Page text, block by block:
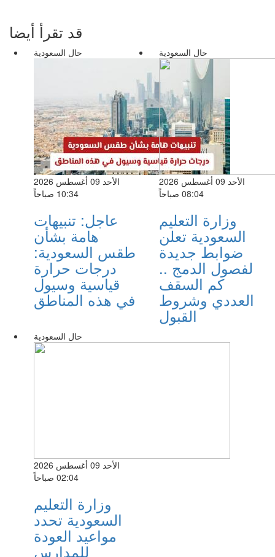
قد تقرأ أيضا
حال السعودية
الأحد 09 أغسطس 2026
10:34 صباحاً
عاجل: تنبيهات
هامة بشأن
طقس السعودية:
درجات حرارة
قياسية وسيول
في هذه المناطق
حال السعودية
الأحد 09 أغسطس 2026
08:04 صباحاً
وزارة التعليم
السعودية تعلن
ضوابط جديدة
لفصول الدمج ..
كم السقف
العددي وشروط
القبول
حال السعودية
الأحد 09 أغسطس 2026
02:04 صباحاً
وزارة التعليم
السعودية تحدد
مواعيد العودة
للمدارس